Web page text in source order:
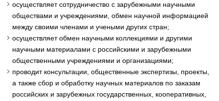
осуществляет сотрудничество с зарубежными научными
обществами и учреждениями, обмен научной информацией
между своими членами и учеными других стран;
осуществляет обмен научными коллекциями и другими
научными материалами с российскими и зарубежными
общественными учреждениями и организациями;
проводит консультации, общественные экспертизы, проекты,
а также сбор и обработку научных материалов по заказам
российских и зарубежных государственных, кооперативных,